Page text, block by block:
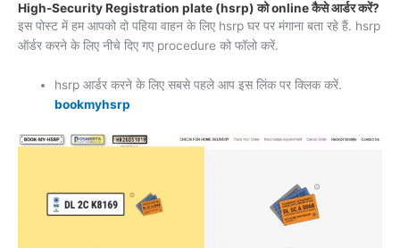
High-Security Registration plate (hsrp) को online कैसे आर्डर करें?
इस पोस्ट में हम आपको दो पहिया वाहन के लिए hsrp घर पर मंगाना बता रहे हैं. hsrp
ऑर्डर करने के लिए नीचे दिए गए procedure को फॉलो करें.
hsrp आर्डर करने के लिए सबसे पहले आप इस लिंक पर क्लिक करें.
bookmyhsrp